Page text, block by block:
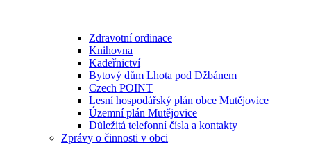
Zdravotní ordinace
Knihovna
Kadeřnictví
Bytový dům Lhota pod Džbánem
Czech POINT
Lesní hospodářský plán obce Mutějovice
Územní plán Mutějovice
Důležitá telefonní čísla a kontakty
Zprávy o činnosti v obci